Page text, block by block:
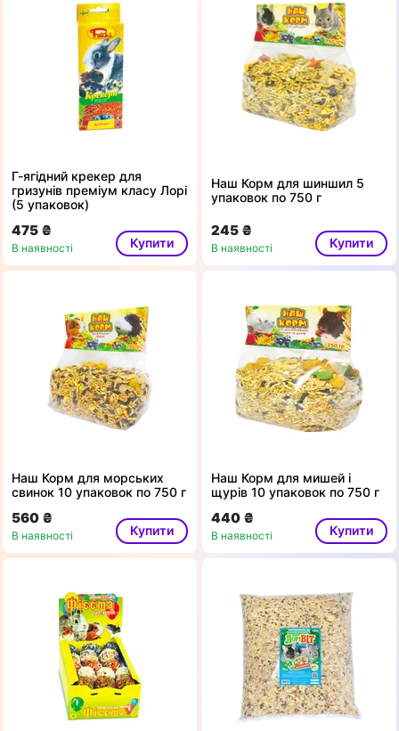
Г-ягідний крекер для
гризунів преміум класу Лорі
(5 упаковок)
475 ₴
В наявності Купити
Наш Корм для шиншил 5
упаковок по 750 г
245 ₴
В наявності Купити
Наш Корм для морських
свинок 10 упаковок по 750 г
560 ₴
В наявності Купити
Наш Корм для мишей і
щурів 10 упаковок по 750 г
440 ₴
В наявності Купити